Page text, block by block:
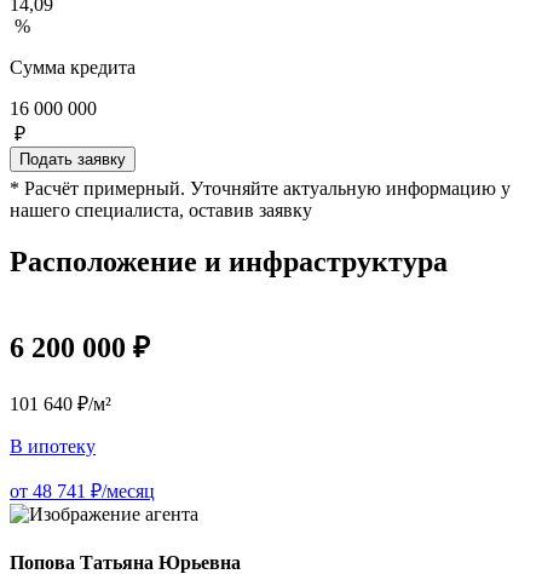
%
Сумма кредита
16 000 000
₽
Подать заявку
* Расчёт примерный. Уточняйте актуальную информацию у
нашего специалиста, оставив заявку
Расположение и инфраструктура
6 200 000 ₽
101 640 ₽/м²
В ипотеку
от 48 741 ₽/месяц
Попова Татьяна Юрьевна